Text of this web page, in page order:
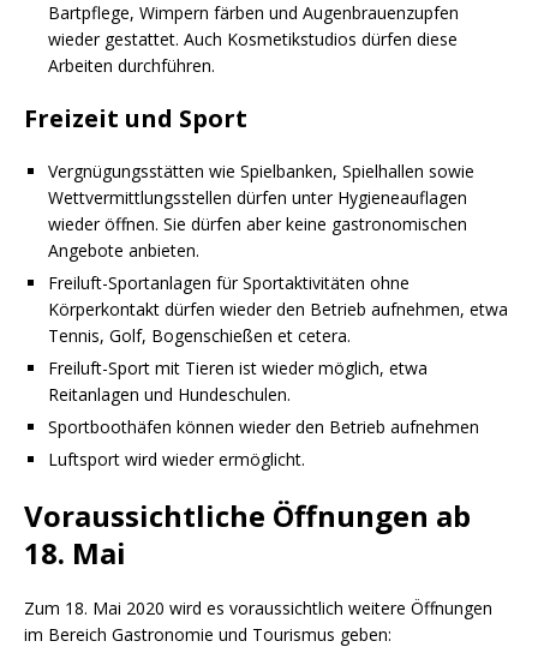
Bartpflege, Wimpern färben und Augenbrauenzupfen
wieder gestattet. Auch Kosmetikstudios dürfen diese
Arbeiten durchführen.
Freizeit und Sport
Vergnügungsstätten wie Spielbanken, Spielhallen sowie
Wettvermittlungsstellen dürfen unter Hygieneauflagen
wieder öffnen. Sie dürfen aber keine gastronomischen
Angebote anbieten.
Freiluft-Sportanlagen für Sportaktivitäten ohne
Körperkontakt dürfen wieder den Betrieb aufnehmen, etwa
Tennis, Golf, Bogenschießen et cetera.
Freiluft-Sport mit Tieren ist wieder möglich, etwa
Reitanlagen und Hundeschulen.
Sportboothäfen können wieder den Betrieb aufnehmen
Luftsport wird wieder ermöglicht.
Voraussichtliche Öffnungen ab
18. Mai
Zum 18. Mai 2020 wird es voraussichtlich weitere Öffnungen
im Bereich Gastronomie und Tourismus geben: